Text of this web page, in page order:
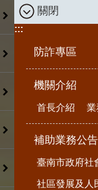
關閉
:::
防詐專區
機關介紹
首長介紹 業
補助業務公
臺南市政府社
社區發展及人